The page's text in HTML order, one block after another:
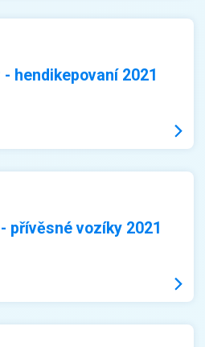
hendikepovaní 2021
přívěsné vozíky 2021